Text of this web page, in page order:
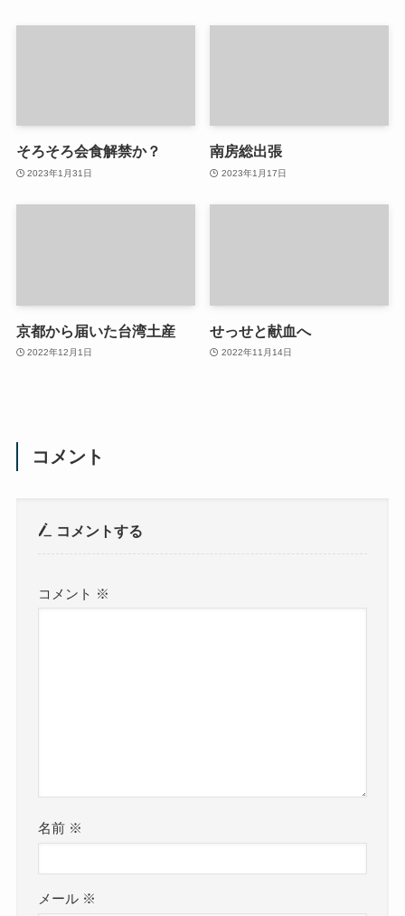
そろそろ会食解禁か？
2023年1月31日
南房総出張
2023年1月17日
京都から届いた台湾土産
2022年12月1日
せっせと献血へ
2022年11月14日
コメント
コメントする
コメント ※
名前 ※
メール ※